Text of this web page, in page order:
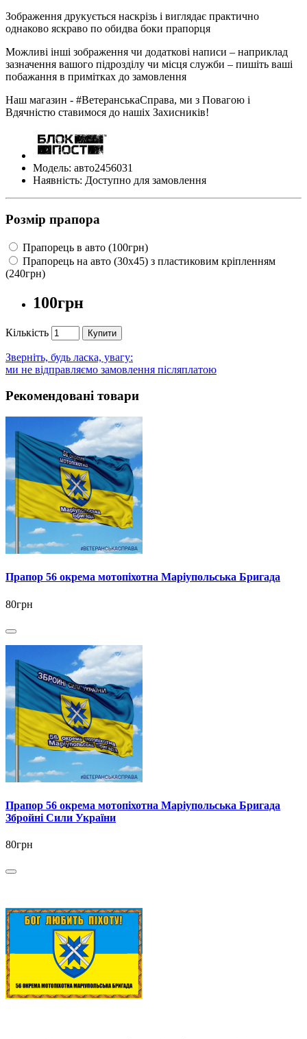
Зображення друкується наскрізь і виглядає практично
однаково яскраво по обидва боки прапорця
Можливі інші зображення чи додаткові написи – наприклад
зазначення вашого підрозділу чи місця служби – пишіть ваші
побажання в примітках до замовлення
Наш магазин - #ВетеранськаСправа, ми з Повагою і
Вдячністю ставимося до нашіх Захисників!
Модель: авто2456031
Наявність: Доступно для замовлення
Розмір прапора
Прапорець в авто (100грн)
Прапорець на авто (30х45) з пластиковим кріпленням
(240грн)
100грн
Кількість Купити
Зверніть, будь ласка, увагу:
ми не відправляємо замовлення післяплатою
Рекомендовані товари
Прапор 56 окрема мотопіхотна Маріупольська Бригада
80грн
Прапор 56 окрема мотопіхотна Маріупольська Бригада
Збройні Сили України
80грн